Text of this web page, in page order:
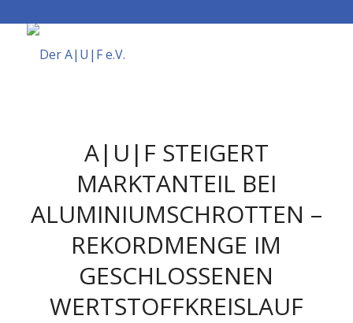
A|U|F STEIGERT
MARKTANTEIL BEI
ALUMINIUMSCHROTTEN –
REKORDMENGE IM
GESCHLOSSENEN
WERTSTOFFKREISLAUF